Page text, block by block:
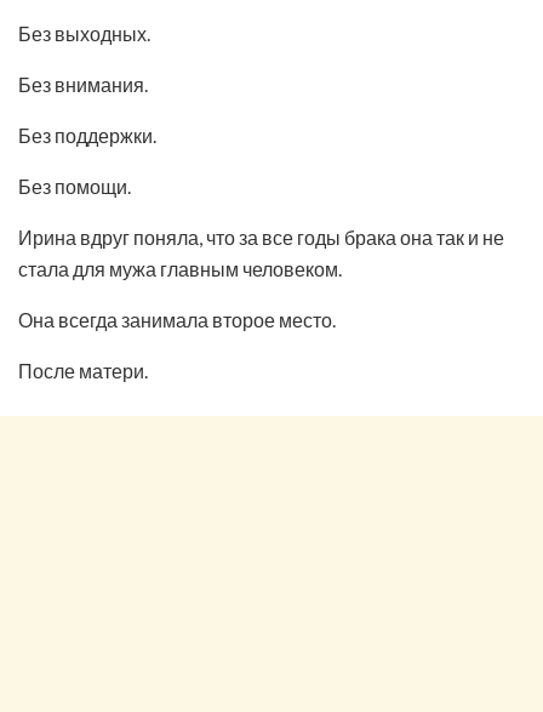
Без выходных.
Без внимания.
Без поддержки.
Без помощи.
Ирина вдруг поняла, что за все годы брака она так и не
стала для мужа главным человеком.
Она всегда занимала второе место.
После матери.